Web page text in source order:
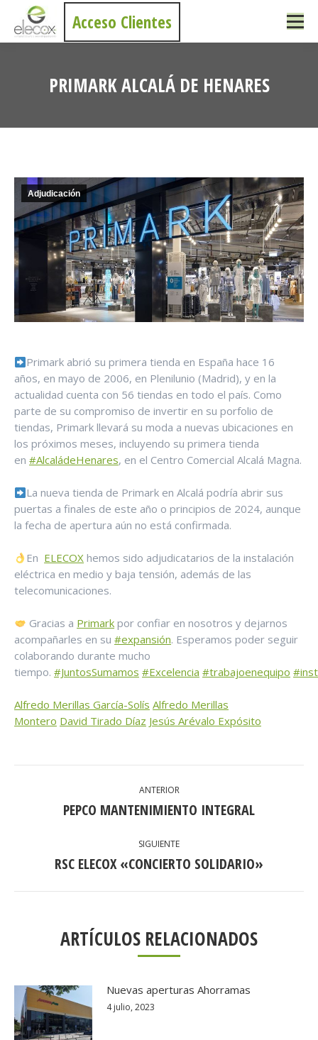
Acceso Clientes
PRIMARK ALCALÁ DE HENARES
Adjudicación
Primark abrió su primera tienda en España hace 16
años, en mayo de 2006, en Plenilunio (Madrid), y en la
actualidad cuenta con 56 tiendas en todo el país. Como
parte de su compromiso de invertir en su porfolio de
tiendas, Primark llevará su moda a nuevas ubicaciones en
los próximos meses, incluyendo su primera tienda
en #AlcaládeHenares, en el Centro Comercial Alcalá Magna.
La nueva tienda de Primark en Alcalá podría abrir sus
puertas a finales de este año o principios de 2024, aunque
la fecha de apertura aún no está confirmada.
En ELECOX hemos sido adjudicatarios de la instalación
eléctrica en medio y baja tensión, además de las
telecomunicaciones.
Gracias a Primark por confiar en nosotros y dejarnos
acompañarles en su #expansión. Esperamos poder seguir
colaborando durante mucho
tiempo. #JuntosSumamos #Excelencia #trabajoenequipo
Alfredo Merillas García-Solís Alfredo Merillas
Montero David Tirado Díaz Jesús Arévalo Expósito
ENTRE
PUBLICACIONES
ANTERIOR
Publicación
PEPCO MANTENIMIENTO INTEGRAL
SIGUIENTE
Publicación
RSC ELECOX «CONCIERTO SOLIDARIO»
ARTÍCULOS RELACIONADOS
Nuevas aperturas Ahorramas
4 julio, 2023